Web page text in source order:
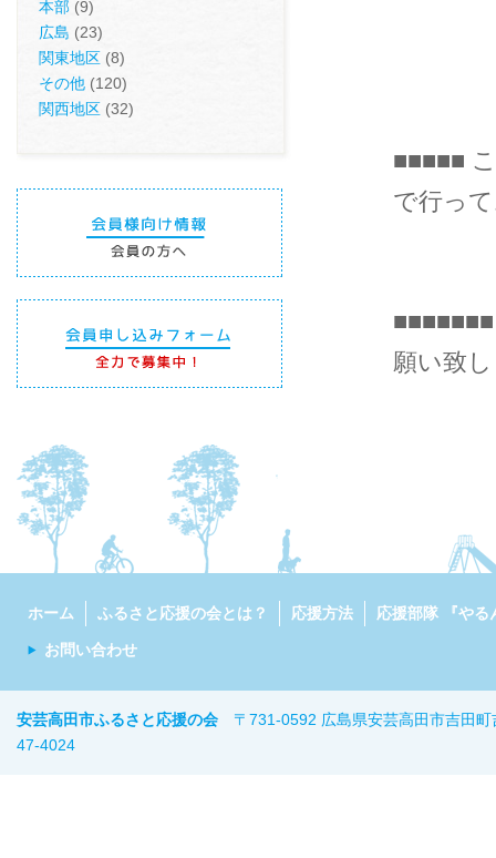
本部 (9)
広島 (23)
関東地区 (8)
その他 (120)
関西地区 (32)
■■■■■
で行っ
願い致
ホーム ふるさと応援の会とは？ 応援方法 応援部隊 『やる
お問い合わせ
安芸高田市ふるさと応援の会 〒731-0592 広島県安芸高田市吉田
47-4024